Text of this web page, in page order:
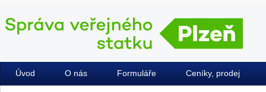
Úvod O nás Formuláře Ceníky, prodej